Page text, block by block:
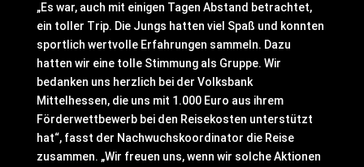
„Es war, auch mit einigen Tagen Abstand betrachtet,
ein toller Trip. Die Jungs hatten viel Spaß und konnten
sportlich wertvolle Erfahrungen sammeln. Dazu
hatten wir eine tolle Stimmung als Gruppe. Wir
bedanken uns herzlich bei der Volksbank
Mittelhessen, die uns mit 1.000 Euro aus ihrem
Förderwettbewerb bei den Reisekosten unterstützt
hat“, fasst der Nachwuchskoordinator die Reise
zusammen. „Wir freuen uns, wenn wir solche Aktionen